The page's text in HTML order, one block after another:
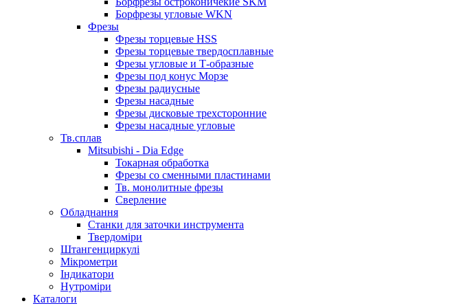
Борфрезы угловые WKN
Фрезы
Фрезы торцевые HSS
Фрезы торцевые твердосплавные
Фрезы угловые и Т-образные
Фрезы под конус Морзе
Фрезы радиусные
Фрезы насадные
Фрезы дисковые трехсторонние
Фрезы насадные угловые
Тв.сплав
Mitsubishi - Dia Edge
Токарная обработка
Фрезы со сменными пластинами
Тв. монолитные фрезы
Сверление
Обладнання
Станки для заточки инструмента
Твердоміри
Штангенциркулі
Мікрометри
Індикатори
Нутроміри
Каталоги